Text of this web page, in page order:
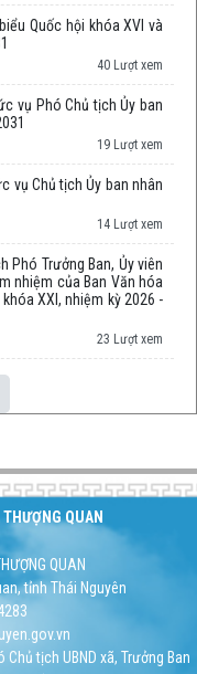
Quốc hội khóa XVI và
40 Lượt xem
vụ Phó Chủ tịch Ủy ban
19 Lượt xem
vụ Chủ tịch Ủy ban nhân
14 Lượt xem
Phó Trưởng Ban, Ủy viên
nhiệm của Ban Văn hóa
XXI, nhiệm kỳ 2026 -
23 Lượt xem
QUAN
QUAN
tỉnh Thái Nguyên
tịch UBND xã, Trưởng Ban